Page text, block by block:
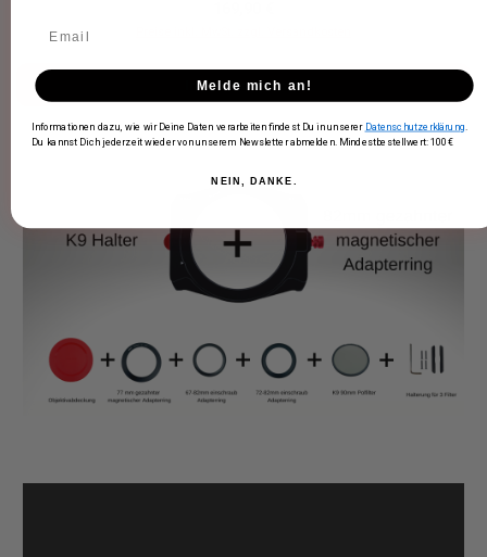
In den Warenkorb
Melde mich an!
Informationen dazu, wie wir Deine Daten verarbeiten findest Du in unserer Datenschutzerklärung
Du kannst Dich jederzeit wieder von unserem Newsletter abmelden. Mindestbestellwert: 100€
NEIN, DANKE.